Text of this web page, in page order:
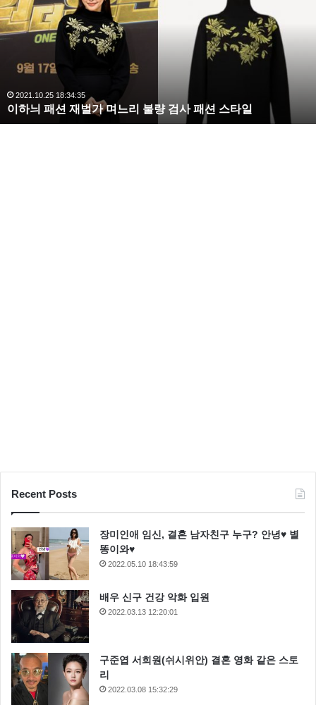
해
라
김
완
벽
한
2020.10.03 10:59:30
복수해라 김사랑, 완벽한 S라인 몸매 시선 압도
Recent Posts
장미인애 임신, 결혼 남자친구 누구? 안녕♥ 별
똥이와♥
2022.05.10 18:43:59
배우 신구 건강 악화 입원
2022.03.13 12:20:01
구준엽 서희원(쉬시위안) 결혼 영화 같은 스토
리
2022.03.08 15:32:29